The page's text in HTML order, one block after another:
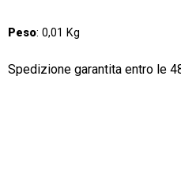
NC
Peso: 0,01 Kg
Spedizione garantita entro le